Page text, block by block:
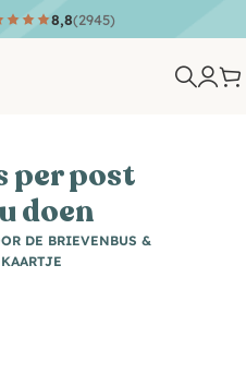
8,8(2945)
per post
doen
DE BRIEVENBUS &